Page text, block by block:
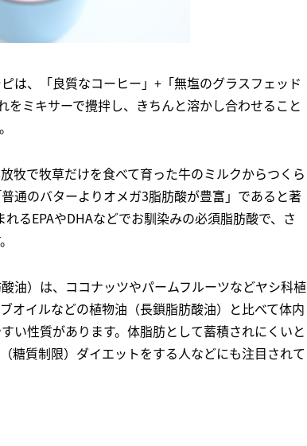
は、「良質なコーヒー」+「無塩のグラスフェッド
ミキサーで攪拌し、きちんと溶かし合わせること
牧で牧草だけを食べて育った牛のミルクからつくら
通のバターよりオメガ3脂肪酸が豊富」であると著
るEPAやDHAなどでお馴染みの必須脂肪酸で、さ
油）は、ココナッツやパームフルーツなどヤシ科植
オイルなどの植物油（長鎖脂肪酸油）と比べて体内
い性質があります。体脂肪として蓄積されにくいと
糖質制限）ダイエットをする人などにも注目されて